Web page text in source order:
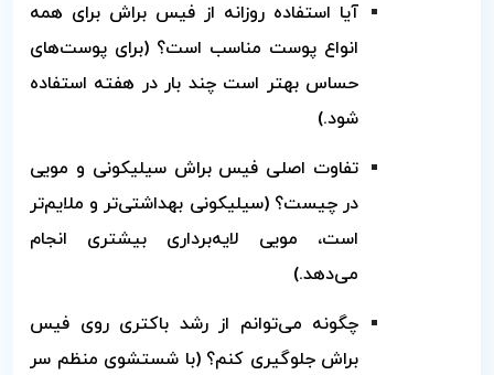
آیا استفاده روزانه از فیس براش برای همه
انواع پوست مناسب است؟ (برای پوست‌های
حساس بهتر است چند بار در هفته استفاده
شود.)
تفاوت اصلی فیس براش سیلیکونی و مویی
در چیست؟ (سیلیکونی بهداشتی‌تر و ملایم‌تر
است، مویی لایه‌برداری بیشتری انجام
می‌دهد.)
چگونه می‌توانم از رشد باکتری روی فیس
براش جلوگیری کنم؟ (با شستشوی منظم سر